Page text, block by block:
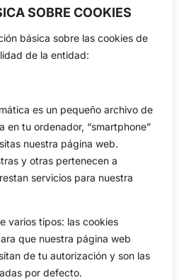
SOBRE COOKIES
básica sobre las cookies de
de la entidad:
es un pequeño archivo de
en tu ordenador, “smartphone”
nuestra página web.
y otras pertenecen a
servicios para nuestra
varios tipos: las cookies
que nuestra página web
de tu autorización y son las
por defecto.
Ryder Cup, DP World Tour, LPGA
Tour...
Jon Rahm
Vídeos
De Interés